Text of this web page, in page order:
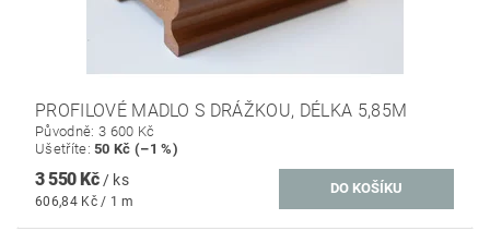
PROFILOVÉ MADLO S DRÁŽKOU, DÉLKA 5,85M
Původně: 3 600 Kč
Ušetříte:50 Kč (–1 %)
3 550 Kč / ks
606,84 Kč / 1 m